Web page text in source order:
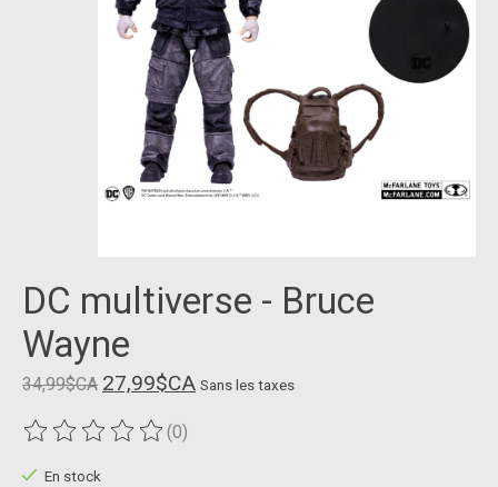
DC multiverse - Bruce
Wayne
34,99$CA 27,99$CA Sans les taxes
Ce produit est évalué à
(0)
En stock